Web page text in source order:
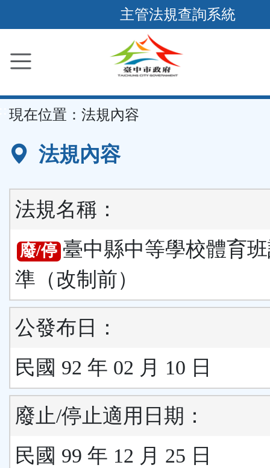
到
要
容
區
主管法規查詢系統
現在位置： 法規內容
法規內容
法規名稱：
廢/停 臺中縣中等學校體育
準（改制前）
公發布日：
民國 92 年 02 月 10 日
廢止/停止適用日期：
民國 99 年 12 月 25 日